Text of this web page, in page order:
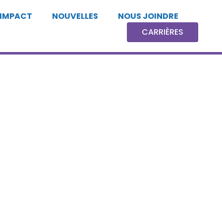
NOUVELLES
NOUS JOINDRE
CARRIÈRES
CARRIÈRES